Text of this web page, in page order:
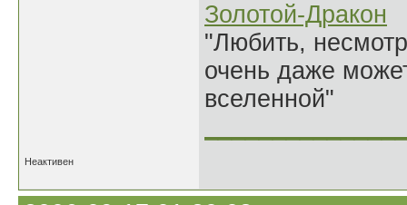
Золотой-Дракон
"Любить,
очень даже
вселенной"
Неактивен